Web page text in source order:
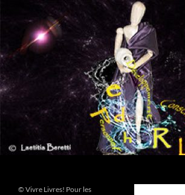
contenu
© Vivre Livres! Pour les